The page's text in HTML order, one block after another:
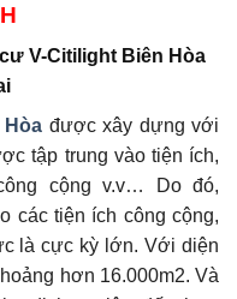
V-Citilight Biên Hòa
Hòa được xây dựng với
tập trung vào tiện ích,
cộng v.v… Do đó,
các tiện ích công cộng,
là cực kỳ lớn. Với diện
hơn 16.000m2. Và